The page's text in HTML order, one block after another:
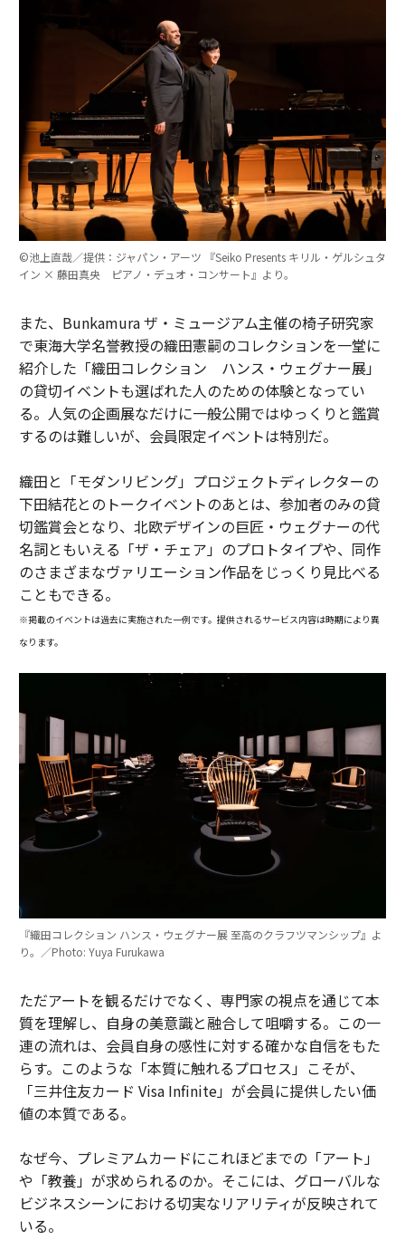
©池上直哉／提供：ジャパン・アーツ 『Seiko Presents キリル・ゲルシュタ
イン × 藤田真央 ピアノ・デュオ・コンサート』より。
また、Bunkamura ザ・ミュージアム主催の椅子研究家
で東海大学名誉教授の織田憲嗣のコレクションを一堂に
紹介した「織田コレクション ハンス・ウェグナー展」
の貸切イベントも選ばれた人のための体験となってい
る。人気の企画展なだけに一般公開ではゆっくりと鑑賞
するのは難しいが、会員限定イベントは特別だ。
織田と「モダンリビング」プロジェクトディレクターの
下田結花とのトークイベントのあとは、参加者のみの貸
切鑑賞会となり、北欧デザインの巨匠・ウェグナーの代
名詞ともいえる「ザ・チェア」のプロトタイプや、同作
のさまざまなヴァリエーション作品をじっくり見比べる
こともできる。
※掲載のイベントは過去に実施された一例です。提供されるサービス内容は時期により異
なります。
『織田コレクション ハンス・ウェグナー展 至高のクラフツマンシップ』よ
り。／Photo: Yuya Furukawa
ただアートを観るだけでなく、専門家の視点を通じて本
質を理解し、自身の美意識と融合して咀嚼する。この一
連の流れは、会員自身の感性に対する確かな自信をもた
らす。このような「本質に触れるプロセス」こそが、
「三井住友カード Visa Infinite」が会員に提供したい価
値の本質である。
なぜ今、プレミアムカードにこれほどまでの「アート」
や「教養」が求められるのか。そこには、グローバルな
ビジネスシーンにおける切実なリアリティが反映されて
いる。